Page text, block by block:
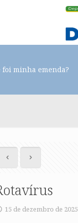
foi minha emenda?
15 de dezembro de 2025